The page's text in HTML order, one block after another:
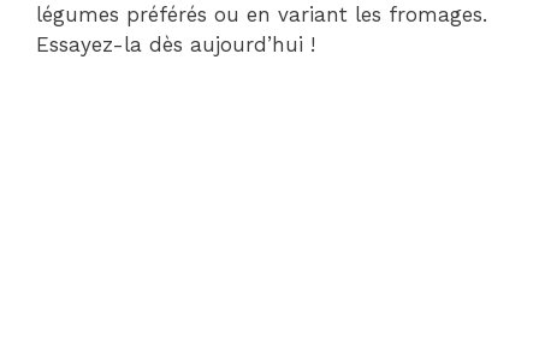
légumes préférés ou en variant les fromages.
Essayez-la dès aujourd’hui !